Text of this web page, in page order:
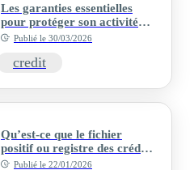
Les garanties essentielles
pour protéger son activité
d'auto-entrepreneur
Publié le 30/03/2026
credit
Qu’est-ce que le fichier
positif ou registre des crédits
?
Publié le 22/01/2026